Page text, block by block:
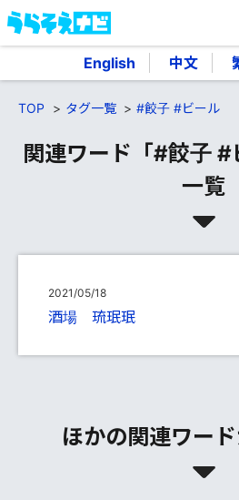
English 中文
TOP タグ一覧 #餃子 #ビール
関連ワード「#餃子
一覧
2021/05/18
酒場 琉珉珉
ほかの関連ワー